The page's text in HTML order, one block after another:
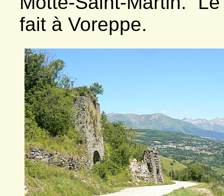
fait à Voreppe.